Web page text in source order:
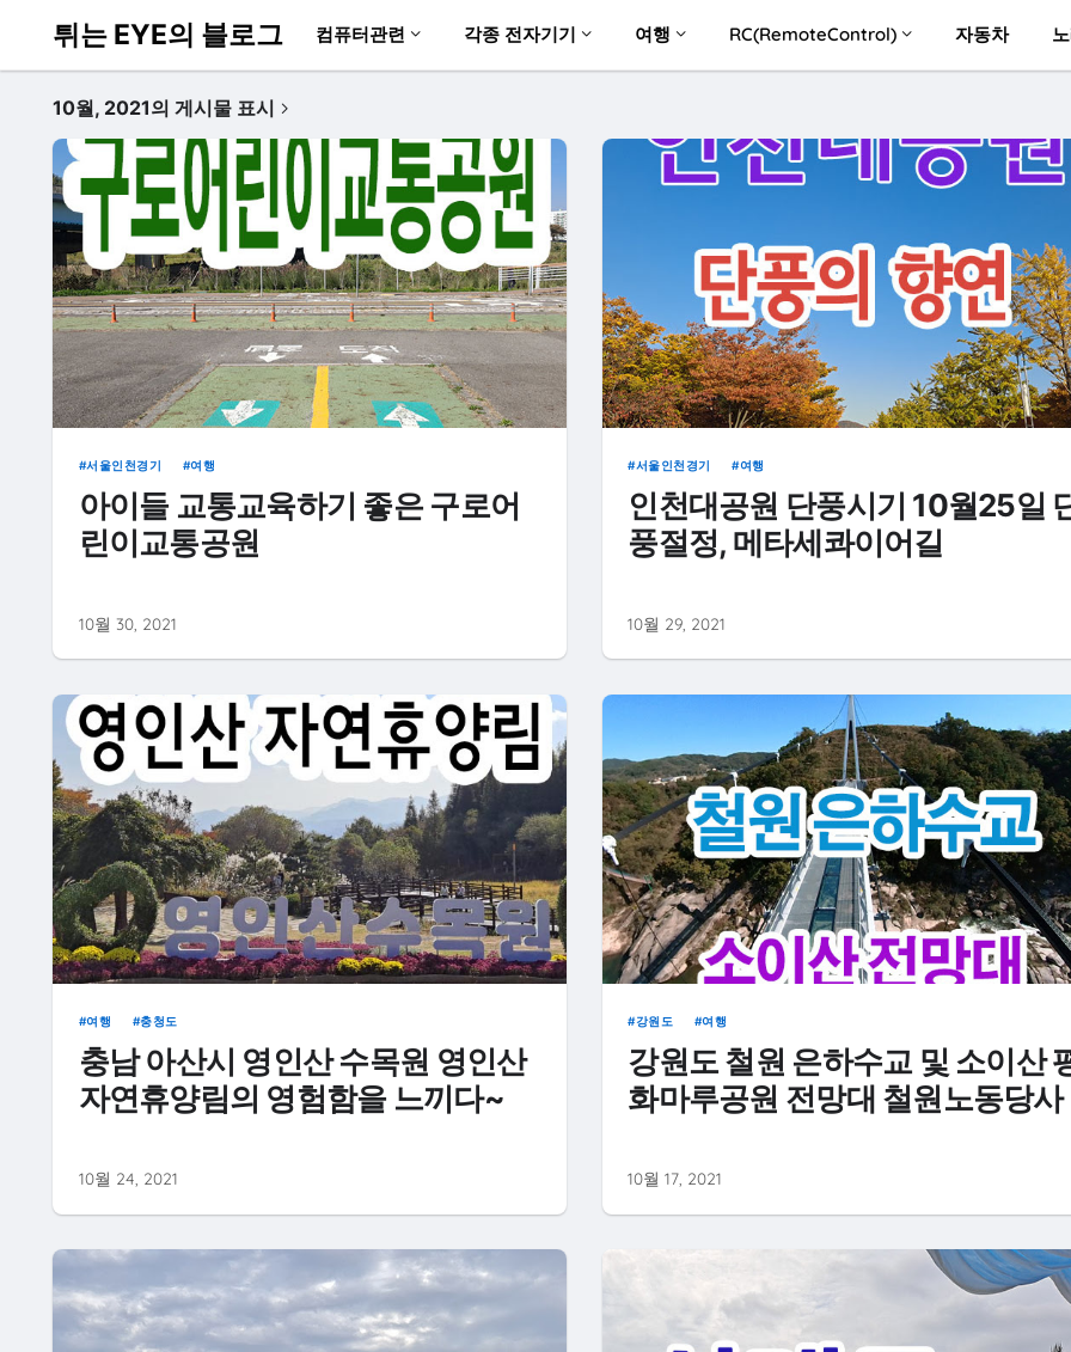
튀는 EYE의 블로그 컴퓨터관련 각종 전자기기 여행 RC(RemoteControl) 자동차
10월, 2021의 게시물 표시
서울인천경기 여행
아이들 교통교육하기 좋은 구로어
린이교통공원
10월 30, 2021
서울인천경기 여행
인천대공원 단풍시기 10월25일
풍절정, 메타세콰이어길
10월 29, 2021
여행 충청도
충남 아산시 영인산 수목원 영인산
자연휴양림의 영험함을 느끼다~
10월 24, 2021
강원도 여행
강원도 철원 은하수교 및 소이산
화마루공원 전망대 철원노동당사
10월 17, 2021